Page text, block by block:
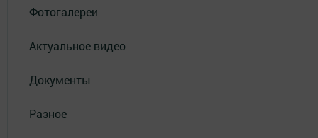
Фотогалереи
Актуальное видео
Документы
Разное